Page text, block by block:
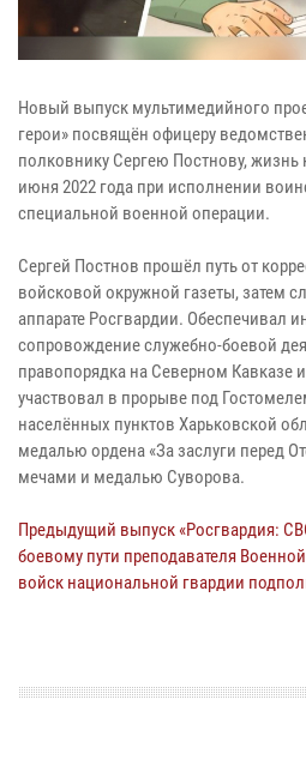
Новый выпуск мультимедийного
герои» посвящён офицеру
полковнику Сергею Постнову, жизнь
июня 2022 года при исполнении
специальной военной операции.
Сергей Постнов прошёл путь от
войсковой окружной газеты, затем
аппарате Росгвардии. Обеспечивал
сопровождение служебно-боевой
правопорядка на Северном Кавказе
участвовал в прорыве под
населённых пунктов Харьковской
медалью ордена «За заслуги перед
мечами и медалью Суворова.
Предыдущий выпуск «Росгвардия:
боевому пути преподавателя
войск национальной гвардии